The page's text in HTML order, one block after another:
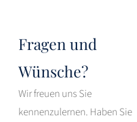
Fragen und
Wünsche?
Wir freuen uns Sie
kennenzulernen. Haben Sie